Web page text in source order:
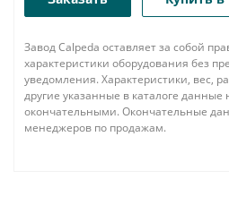
Завод Calpeda оставляет за собой
характеристики оборудования без
уведомления. Характеристики, вес,
другие указанные в каталоге данные
окончательными. Окончательные
менеджеров по продажам.